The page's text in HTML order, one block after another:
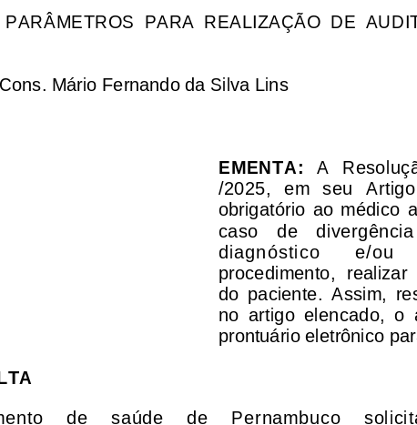
PARÂMETROS  PARA  REALIZAÇÃO  DE
Cons. Mário Fernando da Silva Lins
EMENTA:
A
/2025,   em   seu
obrigatório  ao  médico
caso    de
diagnóstico
e/ou
procedimento,  realizar
do  paciente.  Assim,
no  artigo  elencado,  o
prontuário eletrônico
de     saúde     de     Pernambuco